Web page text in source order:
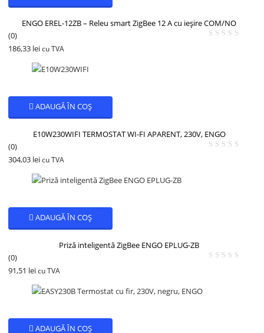
ENGO EREL-12ZB – Releu smart ZigBee 12 A cu ieșire COM/NO
(0)
186,33 lei cu TVA
ADAUGĂ ÎN COȘ
E10W230WIFI TERMOSTAT WI-FI APARENT, 230V, ENGO
(0)
304,03 lei cu TVA
ADAUGĂ ÎN COȘ
Priză inteligentă ZigBee ENGO EPLUG-ZB
(0)
91,51 lei cu TVA
ADAUGĂ ÎN COȘ